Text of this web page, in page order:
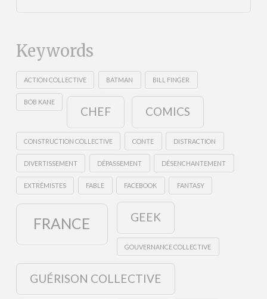
Keywords
ACTION COLLECTIVE BATMAN BILL FINGER
BOB KANE
CHEF COMICS
CONSTRUCTION COLLECTIVE CONTE DISTRACTION
DIVERTISSEMENT DÉPASSEMENT DÉSENCHANTEMENT
EXTRÊMISTES FABLE FACEBOOK FANTASY
FRANCE GEEK
GOUVERNANCE COLLECTIVE
GUÉRISON COLLECTIVE